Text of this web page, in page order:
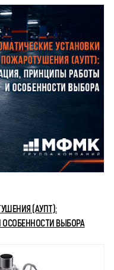
(АУПТ):
ВЫБОРА